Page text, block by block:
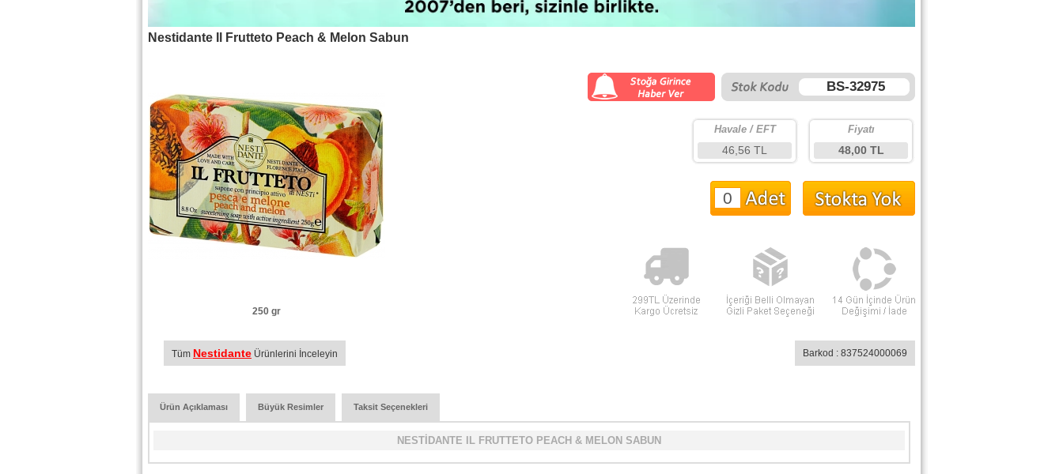
Nestidante Il Frutteto Peach & Melon Sabun
250 gr
BS-32975
Fiyatı
48,00 TL
Havale / EFT
46,56 TL
Tüm Nestidante Ürünlerini İnceleyin Barkod : 837524000069
Ürün Açıklaması Büyük Resimler Taksit Seçenekleri
NESTİDANTE IL FRUTTETO PEACH & MELON SABUN